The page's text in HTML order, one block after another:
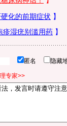
匿名 隐藏
专家>>